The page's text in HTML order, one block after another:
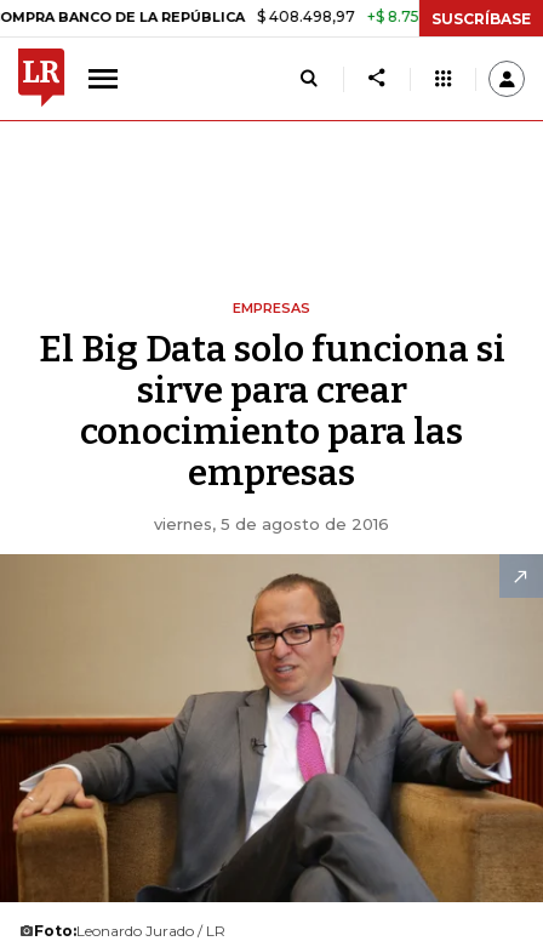
DE LA REPÚBLICA $ 408.498,97 +$ 8.753,81 +2,19% TASA DE
SUSCRÍBASE
EMPRESAS
El Big Data solo funciona si
sirve para crear
conocimiento para las
empresas
viernes, 5 de agosto de 2016
Foto:Leonardo Jurado / LR